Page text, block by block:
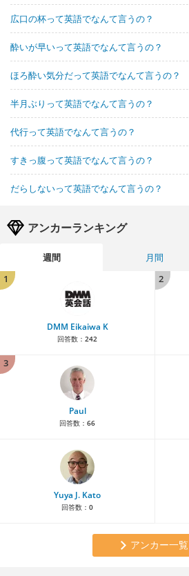
広口の杯って英語でなんて言うの？
酔いが早いって英語でなんて言うの？
ほろ酔い気分だって英語でなんて言うの？
半月ぶりって英語でなんて言うの？
代行って英語でなんて言うの？
すきっ腹って英語でなんて言うの？
だらしないって英語でなんて言うの？
アンカーランキング
週間 月間
1
DMM Eikaiwa K
回答数： 242
2
3
Paul
回答数： 66
Yuya J. Kato
回答数： 0
アンカー一覧